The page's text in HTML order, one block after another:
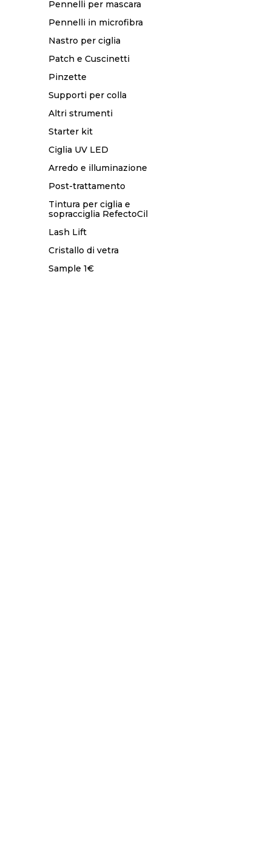
Pennelli per mascara
Pennelli in microfibra
Nastro per ciglia
Patch e Cuscinetti
Pinzette
Supporti per colla
Altri strumenti
Starter kit
Ciglia UV LED
Arredo e illuminazione
Post-trattamento
Tintura per ciglia e
sopracciglia RefectoCil
Lash Lift
Cristallo di vetra
Sample 1€